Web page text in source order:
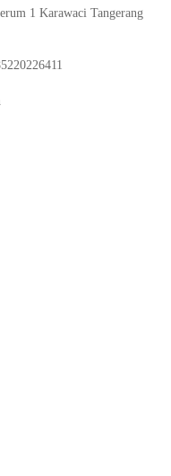
1 Karawaci Tangerang